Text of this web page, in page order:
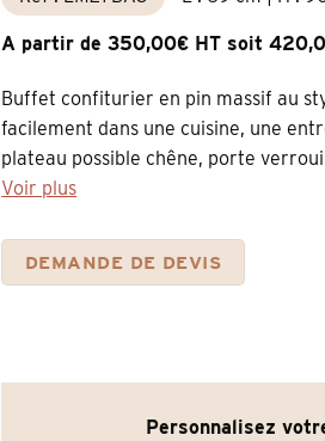
A partir de 350,00€ HT soit
Buffet confiturier en pin massif au
facilement dans une cuisine, une
plateau possible chêne, porte
Voir plus
DEMANDE DE DEVIS
Personnalisez